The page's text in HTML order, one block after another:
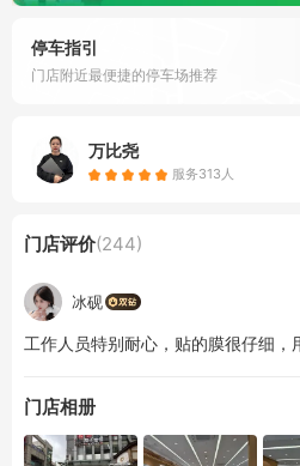
停车指引
门店附近最便捷的停车场推荐
万比尧
服务313人
门店评价(244)
冰砚
工作人员特别耐心，贴的膜很仔细，
门店相册